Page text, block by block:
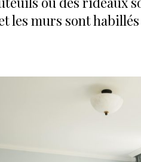
les murs sont